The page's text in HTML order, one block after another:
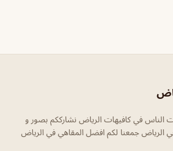
الناس في كافيهات الرياض نشارككم بصور و
الرياض جمعنا لكم افضل المقاهي في الرياض